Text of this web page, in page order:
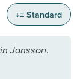
Standard
Jansson.